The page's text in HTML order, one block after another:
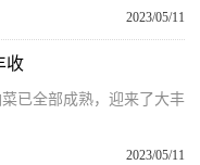
2023/05/11
收
已全部成熟，迎来了大丰
2023/05/11